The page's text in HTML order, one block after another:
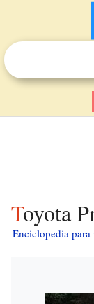
Toyota
Enciclopedia para